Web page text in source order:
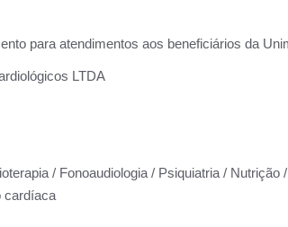
para atendimentos aos beneficiários da
LTDA
/ Fonoaudiologia / Psiquiatria / Nutrição
cardíaca